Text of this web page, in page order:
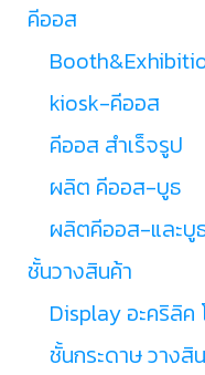
คีออส
kiosk-คีออส
คีออส สำเร็จรูป
ผลิต คีออส-บูธ
ผลิตคีออส-และบู
ชั้นวางสินค้า
Display อะคริลิค
ชั้นกระดาษ วางสิ